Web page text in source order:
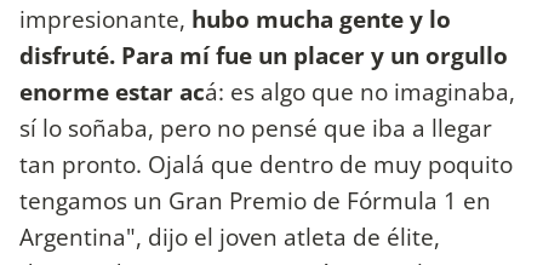
impresionante, hubo mucha gente y lo
disfruté. Para mí fue un placer y un orgullo
enorme estar acá: es algo que no imaginaba,
sí lo soñaba, pero no pensé que iba a llegar
tan pronto. Ojalá que dentro de muy poquito
tengamos un Gran Premio de Fórmula 1 en
Argentina", dijo el joven atleta de élite,